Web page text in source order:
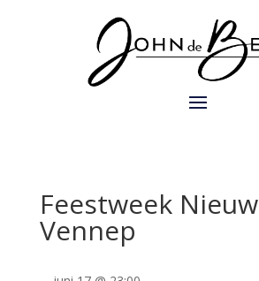
Feestweek Nieuw
Vennep